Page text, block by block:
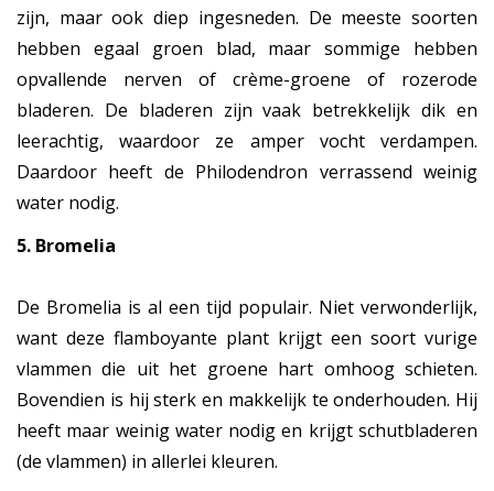
zijn, maar ook diep ingesneden. De meeste soorten
hebben egaal groen blad, maar sommige hebben
opvallende nerven of crème-groene of rozerode
bladeren. De bladeren zijn vaak betrekkelijk dik en
leerachtig, waardoor ze amper vocht verdampen.
Daardoor heeft de Philodendron verrassend weinig
water nodig.
5. Bromelia
De Bromelia is al een tijd populair. Niet verwonderlijk,
want deze flamboyante plant krijgt een soort vurige
vlammen die uit het groene hart omhoog schieten.
Bovendien is hij sterk en makkelijk te onderhouden. Hij
heeft maar weinig water nodig en krijgt schutbladeren
(de vlammen) in allerlei kleuren.